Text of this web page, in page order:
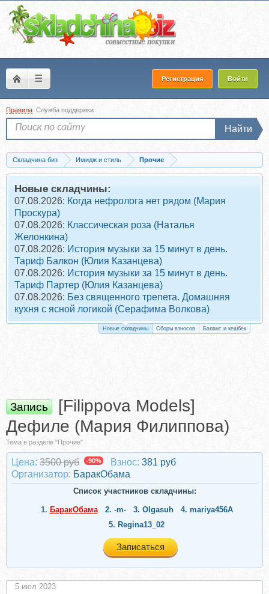
☰ Регистрация Войти
Правила Служба поддержки
Найти
Складчина биз Имидж и стиль
Прочие
Запись [Filippova Models] Дефиле (Мария Филиппова)
Новые складчины:
07.08.2026: Когда нефролога нет рядом (Мария
Проскура)
07.08.2026: Классическая роза (Наталья
Желонкина)
07.08.2026: История музыки за 15 минут в день.
Тариф Балкон (Юлия Казанцева)
07.08.2026: История музыки за 15 минут в день.
Тариф Партер (Юлия Казанцева)
07.08.2026: Без священного трепета. Домашняя
кухня с ясной логикой (Серафима Волкова)
Новые складчины Сборы взносов Баланс и кешбек
Запись
[Filippova Models]
Дефиле (Мария Филиппова)
Тема в разделе "Прочие"
Цена: 3500 руб -90% Взнос: 381 руб
Организатор: БаракОбама
Список участников складчины:
1. БаракОбама 2. -m- 3. Olgasuh 4. mariya456A
5. Regina13_02
Записаться
5 июл 2023